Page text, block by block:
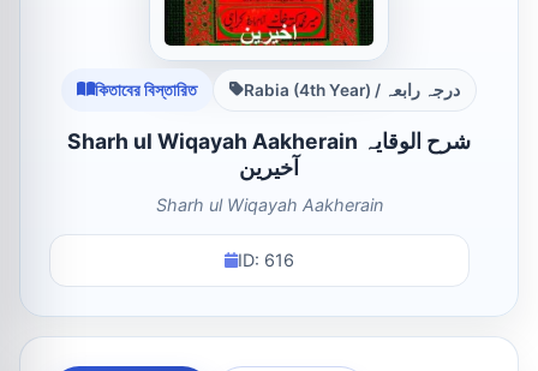
কিতাবের বিস্তারিত Rabia (4th Year) / درجہ رابعہ
Sharh ul Wiqayah Aakherain شرح الوقایہ
آخیرین
Sharh ul Wiqayah Aakherain
ID: 616